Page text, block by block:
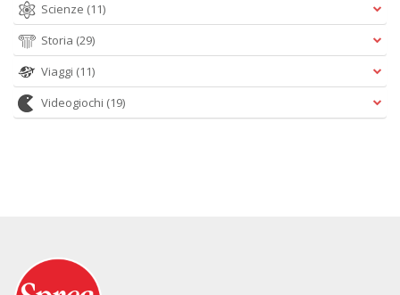
Scienze (11)
Storia (29)
Viaggi (11)
Videogiochi (19)